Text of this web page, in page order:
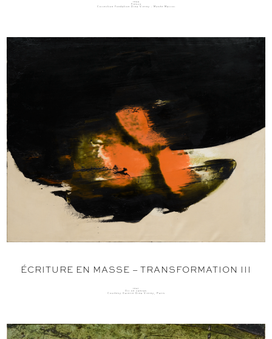
1966
Fresco
Collection Fondation Dina Vierny - Musée Maillol
ÉCRITURE EN MASSE – TRANSFORMATION III
1961
Oil on canvas
Courtesy Galerie Dina Vierny, Paris